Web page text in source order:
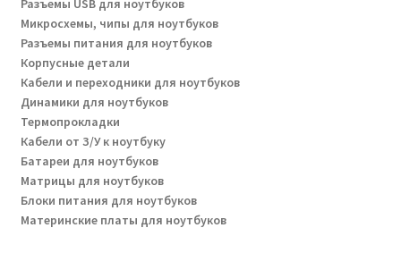
Разъемы USB для ноутбуков
Микросхемы, чипы для ноутбуков
Разъемы питания для ноутбуков
Корпусные детали
Кабели и переходники для ноутбуков
Динамики для ноутбуков
Термопрокладки
Кабели от З/У к ноутбуку
Батареи для ноутбуков
Матрицы для ноутбуков
Блоки питания для ноутбуков
Материнские платы для ноутбуков